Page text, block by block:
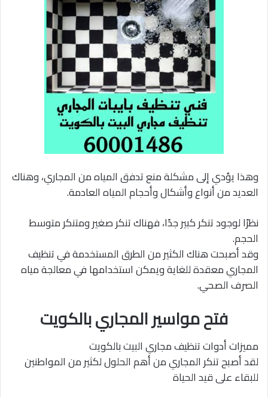
وهذا يؤدي إلى مشكلة منع تدفق المياه من المجاري، وهناك
العديد من أنواع وأشكال وأحجام المياه العادمة.
نظرًا لوجود تنكر كبير جدًا، فهناك تنكر صغير ومتنكر متوسط
الحجم.
وقد أصبحت هناك الكثير من الطرق المستخدمة في تنظيف
المجاري معقدة للغاية ويمكن استخدامها في معالجة مياه
الصرف الصحي.
فتح مواسير المجاري بالكويت
مميزات أدوات تنظيف مجاري البيت بالكويت
لقد أصبح تنكر المجاري من أهم الحلول لكثير من المواطنين
للبقاء على قيد الحياة